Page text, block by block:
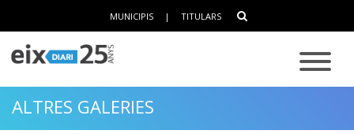
MUNICIPIS | TITULARS
ALTRES GALERIES